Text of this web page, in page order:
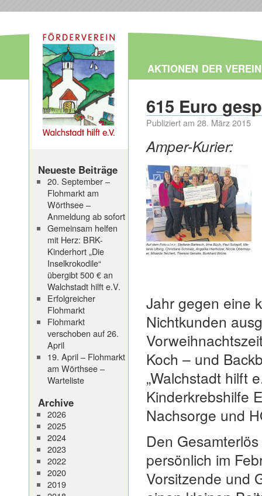
AKTIONEN DER VEREIN
615 Euro
Publiziert am 28. März 2015
Amper-Kurier:
Jahr gegen eine
Nichtkunden
Koch – und
„Walchstadt hilft
Kinderkrebshilfe
Nachsorge und
Den
persönlich im
Vorsitzende und
Neueste Beiträge
20. September –
Flohmarkt am
Wörthsee –
Anmeldung ab sofort
Gemeinsam helfen
mit Herz: BRK-
Kinderhort „Die
Inselkrokodile“
übergibt 500 € an
Walchstadt hilft e.V.
Erfolgreicher
Flohmarkt
Flohmarkt
verschoben auf 26.
April
19. April – Flohmarkt
am Wörthsee –
Warteliste
Archive
2026
2025
2024
2023
2022
2020
2019